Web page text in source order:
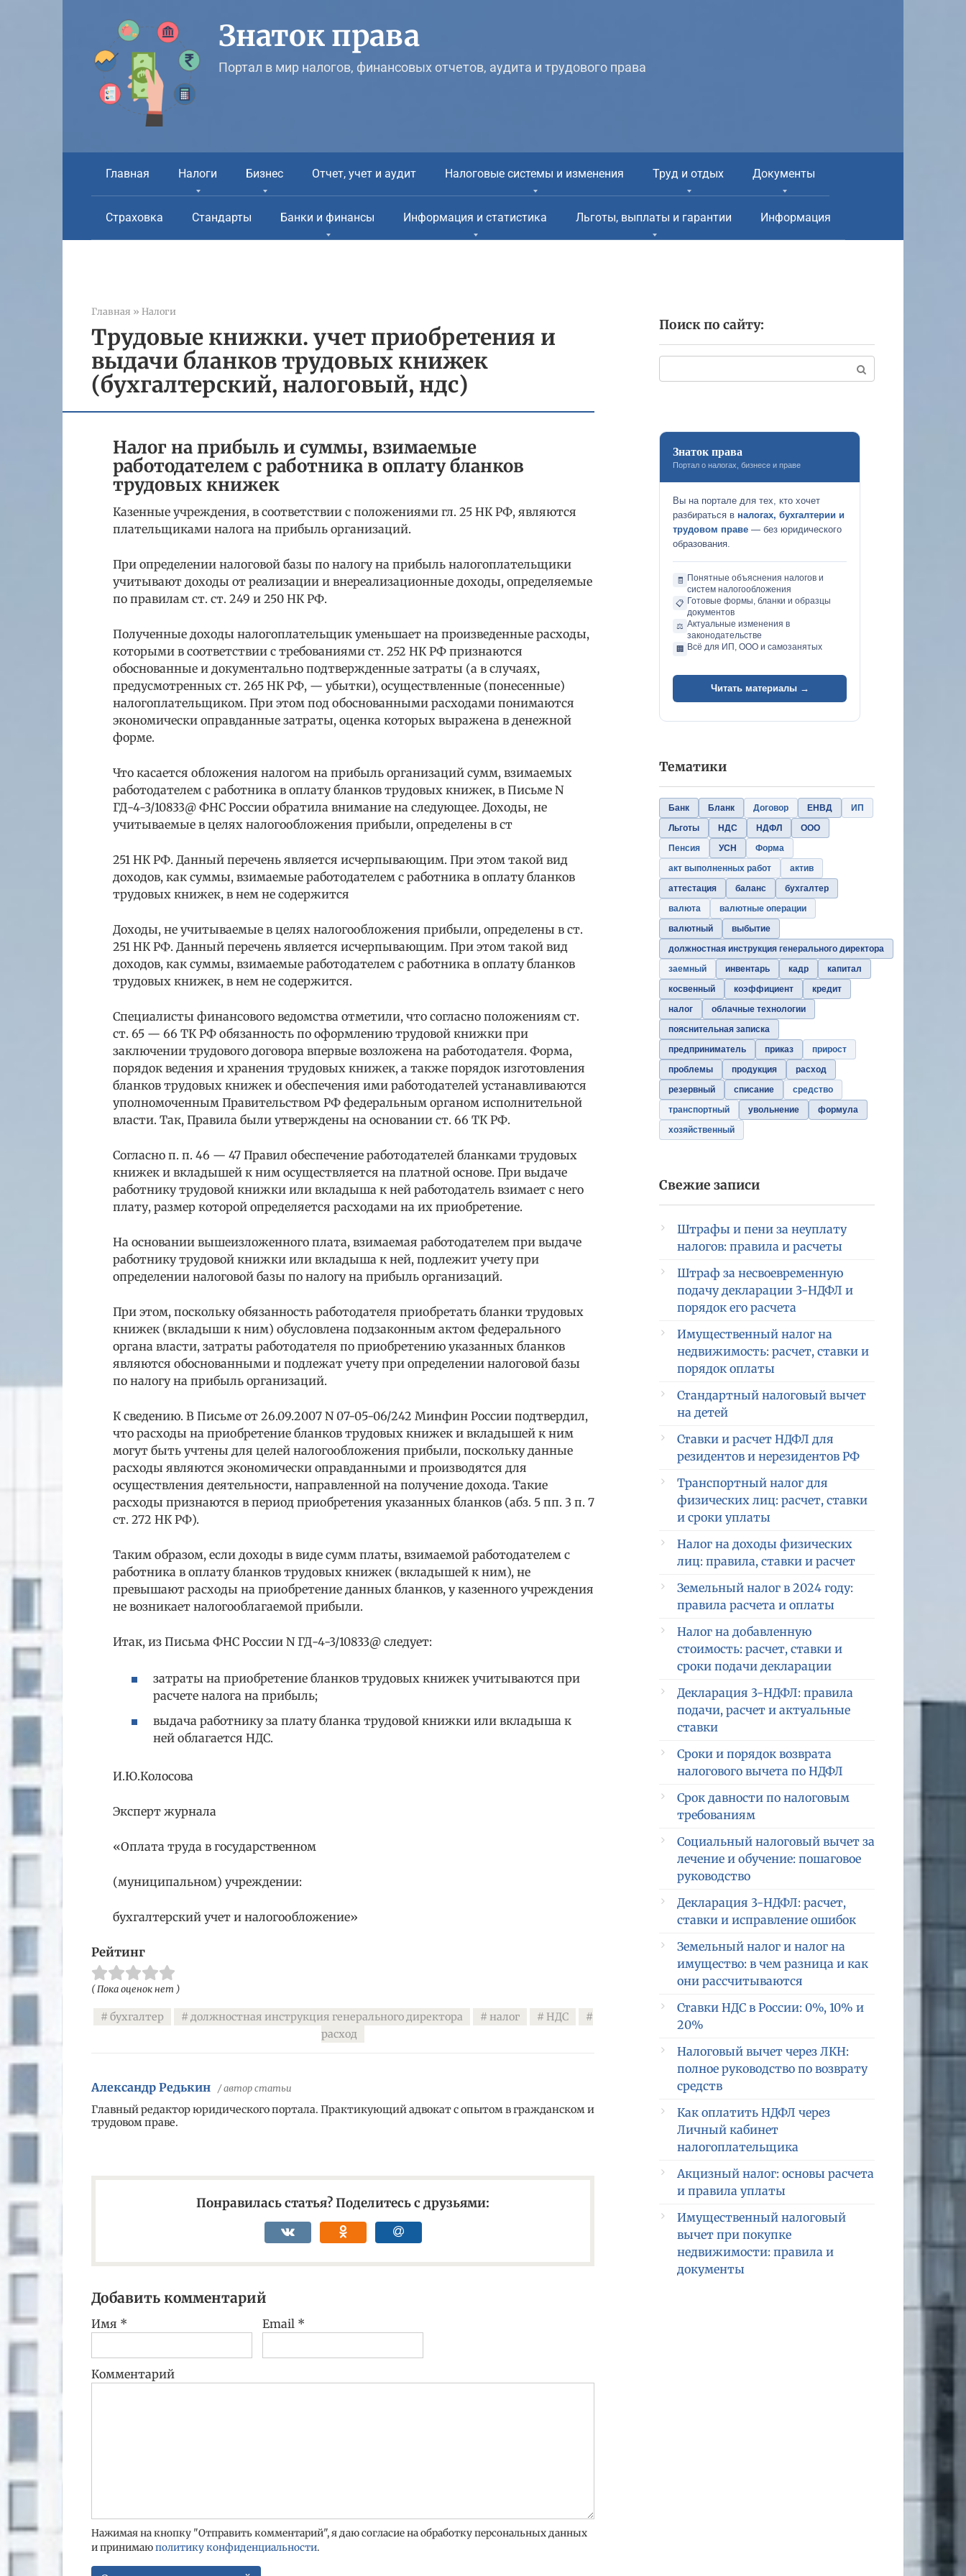
Знаток права
Портал в мир налогов, финансовых отчетов, аудита и трудового права
Главная Налоги Бизнес Отчет, учет и аудит Налоговые системы и изменения Труд и отдых Документы
Страховка Стандарты Банки и финансы Информация и статистика Льготы, выплаты и гарантии Информация
Главная » Налоги
Трудовые книжки. учет приобретения и
выдачи бланков трудовых книжек
(бухгалтерский, налоговый, ндс)
Налог на прибыль и суммы, взимаемые
работодателем с работника в оплату бланков
трудовых книжек
Казенные учреждения, в соответствии с положениями гл. 25 НК РФ, являются
плательщиками налога на прибыль организаций.
При определении налоговой базы по налогу на прибыль налогоплательщики
учитывают доходы от реализации и внереализационные доходы, определяемые
по правилам ст. ст. 249 и 250 НК РФ.
Полученные доходы налогоплательщик уменьшает на произведенные расходы,
которыми в соответствии с требованиями ст. 252 НК РФ признаются
обоснованные и документально подтвержденные затраты (а в случаях,
предусмотренных ст. 265 НК РФ, — убытки), осуществленные (понесенные)
налогоплательщиком. При этом под обоснованными расходами понимаются
экономически оправданные затраты, оценка которых выражена в денежной
форме.
Что касается обложения налогом на прибыль организаций сумм, взимаемых
работодателем с работника в оплату бланков трудовых книжек, в Письме N
ГД-4-3/10833@ ФНС России обратила внимание на следующее. Доходы, не
учитываемые в целях налогообложения прибыли, определены в ст
251 НК РФ. Данный перечень является исчерпывающим. При этом такой вид
доходов, как суммы, взимаемые работодателем с работника в оплату бланков
трудовых книжек, в нем не содержится
Доходы, не учитываемые в целях налогообложения прибыли, определены в ст.
251 НК РФ. Данный перечень является исчерпывающим. При этом такой вид
доходов, как суммы, взимаемые работодателем с работника в оплату бланков
трудовых книжек, в нем не содержится.
Специалисты финансового ведомства отметили, что согласно положениям ст.
ст. 65 — 66 ТК РФ обязанность по оформлению трудовой книжки при
заключении трудового договора впервые возложена на работодателя. Форма,
порядок ведения и хранения трудовых книжек, а также порядок изготовления
бланков трудовых книжек и обеспечения ими работодателей устанавливаются
уполномоченным Правительством РФ федеральным органом исполнительной
власти. Так, Правила были утверждены на основании ст. 66 ТК РФ.
Согласно п. п. 46 — 47 Правил обеспечение работодателей бланками трудовых
книжек и вкладышей к ним осуществляется на платной основе. При выдаче
работнику трудовой книжки или вкладыша к ней работодатель взимает с него
плату, размер которой определяется расходами на их приобретение.
На основании вышеизложенного плата, взимаемая работодателем при выдаче
работнику трудовой книжки или вкладыша к ней, подлежит учету при
определении налоговой базы по налогу на прибыль организаций.
При этом, поскольку обязанность работодателя приобретать бланки трудовых
книжек (вкладыши к ним) обусловлена подзаконным актом федерального
органа власти, затраты работодателя по приобретению указанных бланков
являются обоснованными и подлежат учету при определении налоговой базы
по налогу на прибыль организаций.
К сведению. В Письме от 26.09.2007 N 07-05-06/242 Минфин России подтвердил,
что расходы на приобретение бланков трудовых книжек и вкладышей к ним
могут быть учтены для целей налогообложения прибыли, поскольку данные
расходы являются экономически оправданными и производятся для
осуществления деятельности, направленной на получение дохода. Такие
расходы признаются в период приобретения указанных бланков (абз. 5 пп. 3 п. 7
ст. 272 НК РФ).
Таким образом, если доходы в виде сумм платы, взимаемой работодателем с
работника в оплату бланков трудовых книжек (вкладышей к ним), не
превышают расходы на приобретение данных бланков, у казенного учреждения
не возникает налогооблагаемой прибыли.
Итак, из Письма ФНС России N ГД-4-3/10833@ следует:
затраты на приобретение бланков трудовых книжек учитываются при
расчете налога на прибыль;
выдача работнику за плату бланка трудовой книжки или вкладыша к
ней облагается НДС.
И.Ю.Колосова
Эксперт журнала
«Оплата труда в государственном
(муниципальном) учреждении:
бухгалтерский учет и налогообложение»
Рейтинг
( Пока оценок нет )
бухгалтер должностная инструкция генерального директора налог
НДС
расход
Александр Редькин / автор статьи
Главный редактор юридического портала. Практикующий адвокат с опытом в гражданском и
трудовом праве.
Понравилась статья? Поделитесь с друзьями:
Добавить комментарий
Имя * Email *
Комментарий
Нажимая на кнопку "Отправить комментарий", я даю согласие на обработку персональных данных
и принимаюполитику конфиденциальности.
Поиск по сайту:
Знаток права
Портал о налогах, бизнесе и праве
Вы на портале для тех, кто хочет
разбираться в налогах, бухгалтерии и
трудовом праве — без юридического
образования.
🧾
Понятные объяснения налогов и
систем налогообложения
📋 Готовые формы, бланки и образцы
документов
⚖️ Актуальные изменения в
законодательстве
🏢 Всё для ИП, ООО и самозанятых
Читать материалы →
Тематики
Банк Бланк Договор ЕНВД
ИП
Льготы
НДС НДФЛ
ООО
Пенсия
УСН
Форма
акт выполненных работ
актив
аттестация
баланс
бухгалтер
валюта
валютные операции
валютный
выбытие
должностная инструкция генерального директора
заемный
инвентарь кадр
капитал
косвенный
коэффициент
кредит
налог
облачные технологии
пояснительная записка
предприниматель
приказ
прирост
проблемы
продукция
расход
резервный
списание
средство
транспортный
увольнение
формула
хозяйственный
Свежие записи
Штрафы и пени за неуплату
налогов: правила и расчеты
Штраф за несвоевременную
подачу декларации 3-НДФЛ и
порядок его расчета
Имущественный налог на
недвижимость: расчет, ставки и
порядок оплаты
Стандартный налоговый вычет
на детей
Ставки и расчет НДФЛ для
резидентов и нерезидентов РФ
Транспортный налог для
физических лиц: расчет, ставки
и сроки уплаты
Налог на доходы физических
лиц: правила, ставки и расчет
Земельный налог в 2024 году:
правила расчета и оплаты
Налог на добавленную
стоимость: расчет, ставки и
сроки подачи декларации
Декларация 3-НДФЛ: правила
подачи, расчет и актуальные
ставки
Сроки и порядок возврата
налогового вычета по НДФЛ
Срок давности по налоговым
требованиям
Социальный налоговый вычет за
лечение и обучение: пошаговое
руководство
Декларация 3-НДФЛ: расчет,
ставки и исправление ошибок
Земельный налог и налог на
имущество: в чем разница и как
они рассчитываются
Ставки НДС в России: 0%, 10% и
20%
Налоговый вычет через ЛКН:
полное руководство по возврату
средств
Как оплатить НДФЛ через
Личный кабинет
налогоплательщика
Акцизный налог: основы расчета
и правила уплаты
Имущественный налоговый
вычет при покупке
недвижимости: правила и
документы